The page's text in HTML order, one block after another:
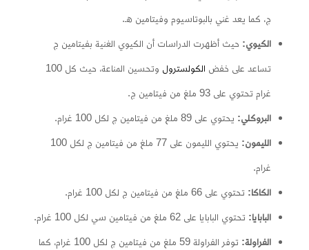
ج، كما يعد غني بالبوتاسيوم وفيتامين هـ.
الكيوي: حيث أظهرت الدراسات أن الكيوي الغنية بفيتامين ج
تساعد على خفض الكولسترول وتحسين المناعة، حيث كل 100
غرام تحتوي على 93 ملغ من فيتامين ج.
البروكلي: يحتوي على 89 ملغ من فيتامين ج لكل 100 غرام.
الليمون: يحتوي الليمون على 77 ملغ من فيتامين ج لكل 100
غرام.
الكاكا: تحتوي على 66 ملغ من فيتامين ج لكل 100 غرام.
البابايا: تحتوي البابايا على 62 ملغ من فيتامين سي لكل 100 غرام.
الفراولة: توفر الفراولة 59 ملغ من فيتامين ج لكل 100 غرام، كما